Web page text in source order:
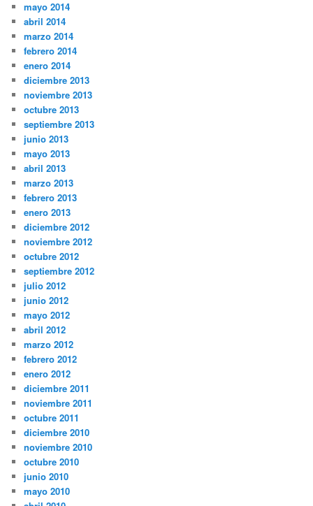
mayo 2014
abril 2014
marzo 2014
febrero 2014
enero 2014
diciembre 2013
noviembre 2013
octubre 2013
septiembre 2013
junio 2013
mayo 2013
abril 2013
marzo 2013
febrero 2013
enero 2013
diciembre 2012
noviembre 2012
octubre 2012
septiembre 2012
julio 2012
junio 2012
mayo 2012
abril 2012
marzo 2012
febrero 2012
enero 2012
diciembre 2011
noviembre 2011
octubre 2011
diciembre 2010
noviembre 2010
octubre 2010
junio 2010
mayo 2010